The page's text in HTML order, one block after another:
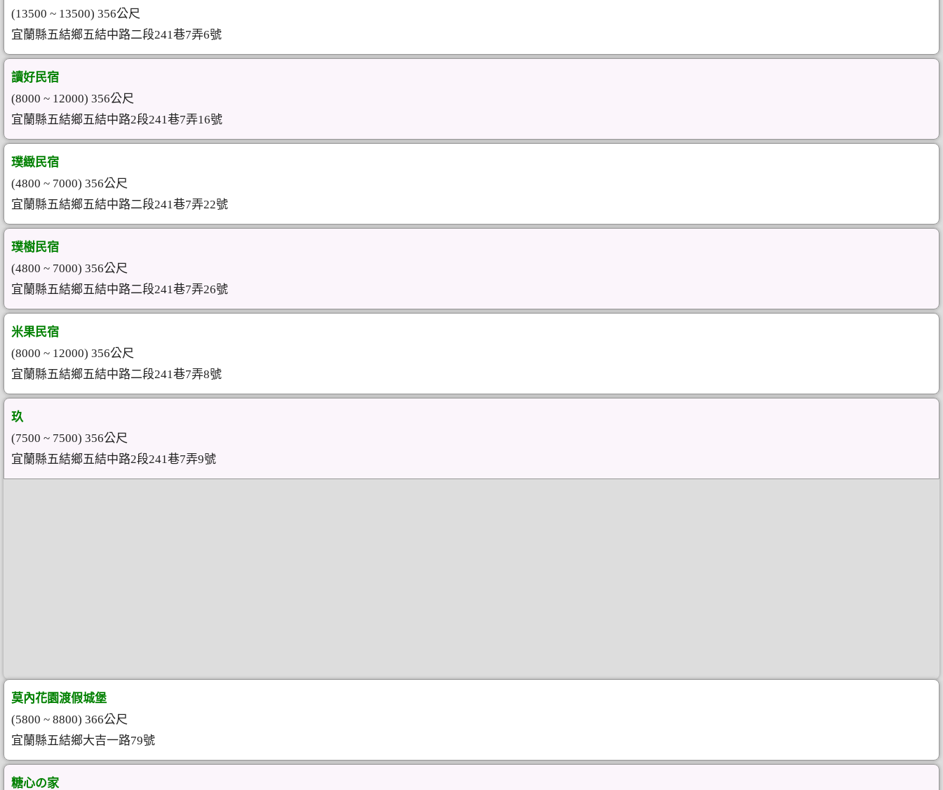
(13500 ~ 13500) 356公尺
宜蘭縣五結鄉五結中路二段241巷7弄6號
讀好民宿
(8000 ~ 12000) 356公尺
宜蘭縣五結鄉五結中路2段241巷7弄16號
璞緻民宿
(4800 ~ 7000) 356公尺
宜蘭縣五結鄉五結中路二段241巷7弄22號
璞樹民宿
(4800 ~ 7000) 356公尺
宜蘭縣五結鄉五結中路二段241巷7弄26號
米果民宿
(8000 ~ 12000) 356公尺
宜蘭縣五結鄉五結中路二段241巷7弄8號
玖
(7500 ~ 7500) 356公尺
宜蘭縣五結鄉五結中路2段241巷7弄9號
莫內花園渡假城堡
(5800 ~ 8800) 366公尺
宜蘭縣五結鄉大吉一路79號
糖心の家